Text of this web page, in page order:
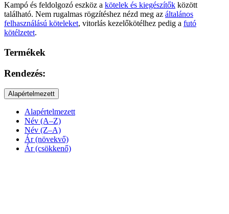
Kampó és feldolgozó eszköz a kötelek és kiegészítők között
található. Nem rugalmas rögzítéshez nézd meg az általános
felhasználású köteleket, vitorlás kezelőkötélhez pedig a futó
kötélzetet.
Termékek
Rendezés:
Alapértelmezett
Alapértelmezett
Név (A–Z)
Név (Z–A)
Ár (növekvő)
Ár (csökkenő)